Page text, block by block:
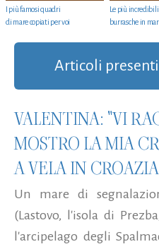
I più famosi quadri
di mare copiati per voi
Le più incredibili
burrasche in
Articoli
VALENTINA: "VI
MOSTRO LA MIA
A VELA IN
Un mare di
(Lastovo, l'isola di
l'arcipelago degli